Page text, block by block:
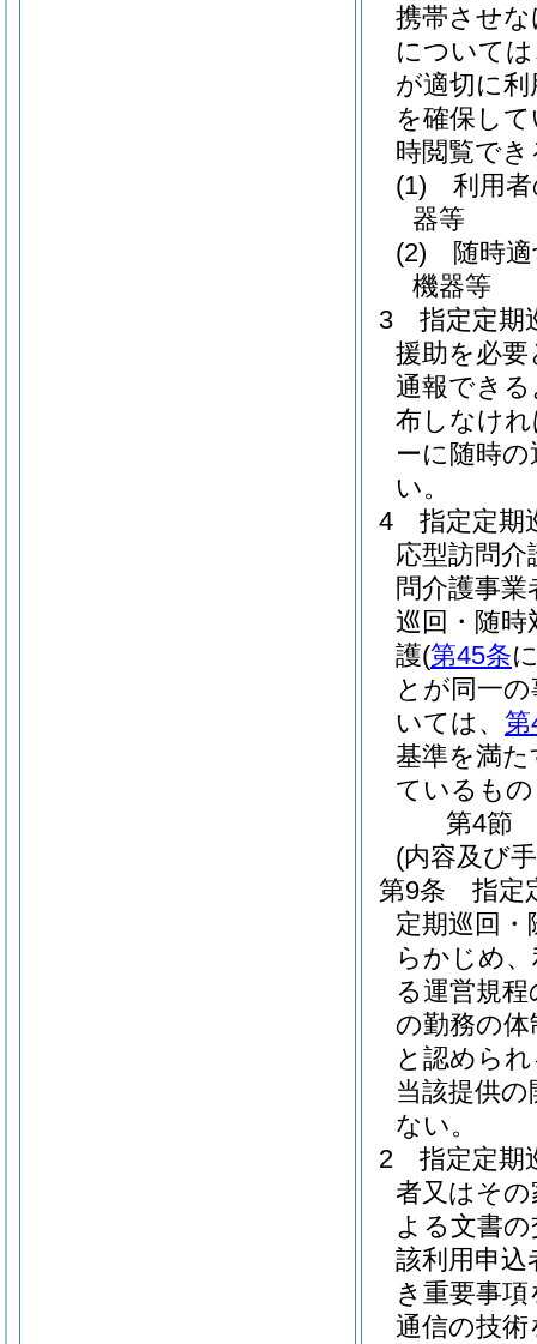
携帯させ
について
が適切に
を確保し
時閲覧で
(1)
利用
器等
(2)
随時
機器等
3
指定定期
援助を必
通報でき
布しなけ
ーに随時
い。
4
指定定期
応型訪問介
問介護事
巡回・随時
護(第45条
とが同一
いては、 第
基準を満
ているも
第4節
(内容及び
第9条
指定
定期巡回
らかじめ
る運営規
の勤務の
と認めら
当該提供
ない。
2
指定定期
者又はそ
よる文書
該利用申
き重要事
通信の技